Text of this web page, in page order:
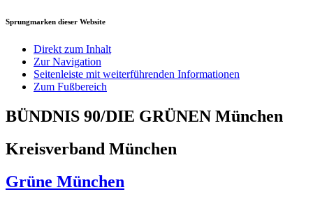
Sprungmarken dieser Website
Direkt zum Inhalt
Zur Navigation
Seitenleiste mit weiterführenden Informationen
Zum Fußbereich
BÜNDNIS 90/DIE GRÜNEN München
Kreisverband München
Grüne München